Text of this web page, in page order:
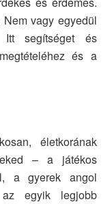
vagy egyedül
Itt segítséget és
és a
életkorának
– a játékos
a gyerek angol
egyik legjobb